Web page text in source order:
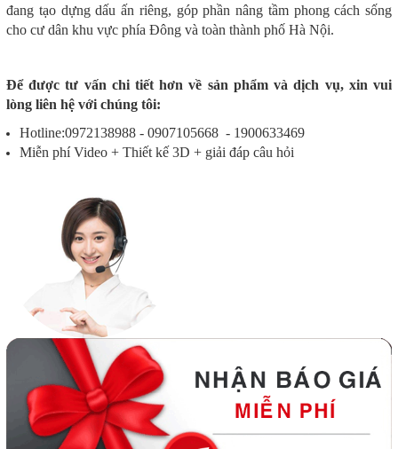
đang tạo dựng dấu ấn riêng, góp phần nâng tầm phong cách sống
cho cư dân khu vực phía Đông và toàn thành phố Hà Nội.
Để được tư vấn chi tiết hơn về sản phẩm và dịch vụ, xin vui
lòng liên hệ với chúng tôi:
Hotline:0972138988 - 0907105668 - 1900633469
Miễn phí Video + Thiết kế 3D + giải đáp câu hỏi